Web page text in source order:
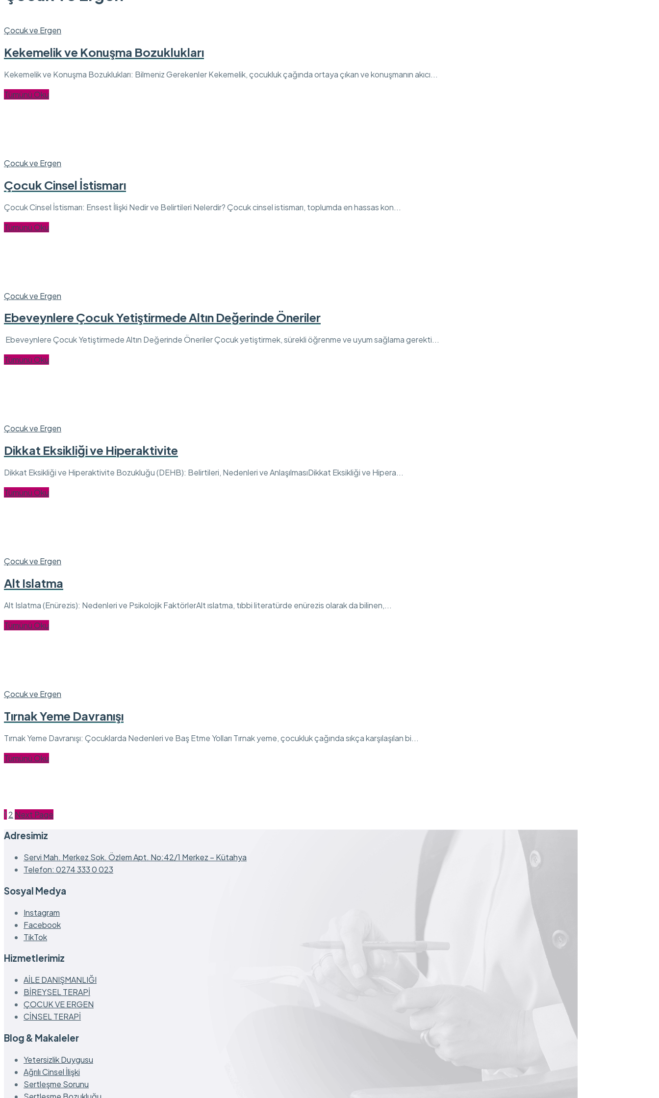
Çocuk ve Ergen
Kekemelik ve Konuşma Bozuklukları
Kekemelik ve Konuşma Bozuklukları: Bilmeniz Gerekenler Kekemelik, çocukluk çağında ortaya çıkan ve konuşmanın akıcı...
Tümünü Oku
Çocuk ve Ergen
Çocuk Cinsel İstismarı
Çocuk Cinsel İstismarı: Ensest İlişki Nedir ve Belirtileri Nelerdir? Çocuk cinsel istismarı, toplumda en hassas kon...
Tümünü Oku
Çocuk ve Ergen
Ebeveynlere Çocuk Yetiştirmede Altın Değerinde Öneriler
Ebeveynlere Çocuk Yetiştirmede Altın Değerinde Öneriler Çocuk yetiştirmek, sürekli öğrenme ve uyum sağlama gerekti...
Tümünü Oku
Çocuk ve Ergen
Dikkat Eksikliği ve Hiperaktivite
Dikkat Eksikliği ve Hiperaktivite Bozukluğu (DEHB): Belirtileri, Nedenleri ve AnlaşılmasıDikkat Eksikliği ve Hipera...
Tümünü Oku
Çocuk ve Ergen
Alt Islatma
Alt Islatma (Enürezis): Nedenleri ve Psikolojik FaktörlerAlt ıslatma, tıbbi literatürde enürezis olarak da bilinen,...
Tümünü Oku
Çocuk ve Ergen
Tırnak Yeme Davranışı
Tırnak Yeme Davranışı: Çocuklarda Nedenleri ve Baş Etme Yolları Tırnak yeme, çocukluk çağında sıkça karşılaşılan bi...
Tümünü Oku
1 2 Next Page
Adresimiz
Servi Mah. Merkez Sok. Özlem Apt. No:42/1 Merkez – Kütahya
Telefon: 0274 333 0 023
Sosyal Medya
Instagram
Facebook
TikTok
Hizmetlerimiz
AİLE DANIŞMANLIĞI
BİREYSEL TERAPİ
ÇOCUK VE ERGEN
CİNSEL TERAPİ
Blog & Makaleler
Yetersizlik Duygusu
Ağrılı Cinsel İlişki
Sertleşme Sorunu